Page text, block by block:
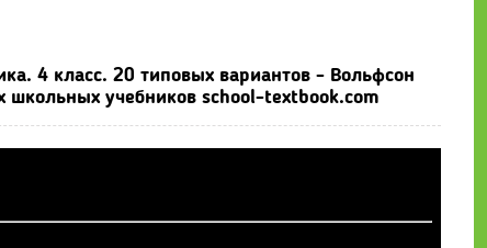
4 класс. 20 типовых вариантов - Вольфсон
школьных учебников school-textbook.com